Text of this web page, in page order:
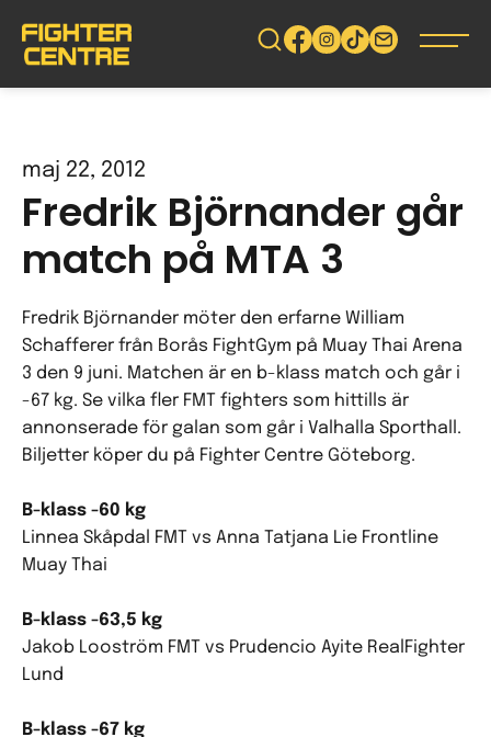
vidare
maj 22, 2012
Fredrik Björnander går
match på MTA 3
Fredrik Björnander möter den erfarne William
Schafferer från Borås FightGym på Muay Thai Arena
3 den 9 juni. Matchen är en b-klass match och går i
-67 kg. Se vilka fler FMT fighters som hittills är
annonserade för galan som går i Valhalla Sporthall.
Biljetter köper du på Fighter Centre Göteborg.
B-klass -60 kg
Linnea Skåpdal FMT vs Anna Tatjana Lie Frontline
Muay Thai
B-klass -63,5 kg
Jakob Looström FMT vs Prudencio Ayite RealFighter
Lund
B-klass -67 kg